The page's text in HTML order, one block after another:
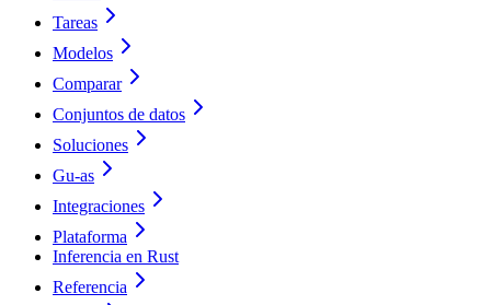
Tareas
Modelos
Comparar
Conjuntos de datos
Soluciones
Gu-as
Integraciones
Plataforma
Inferencia en Rust
Referencia